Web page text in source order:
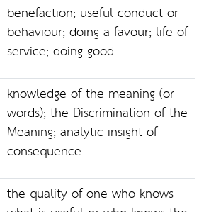
benefaction; useful conduct or
behaviour; doing a favour; life of
service; doing good.
knowledge of the meaning (or
words); the Discrimination of the
Meaning; analytic insight of
consequence.
the quality of one who knows